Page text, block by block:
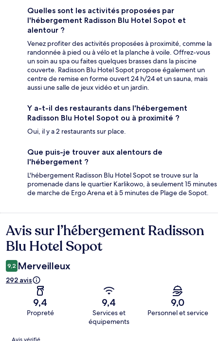
Quelles sont les activités proposées par
l'hébergement Radisson Blu Hotel Sopot et
alentour ?
Venez profiter des activités proposées à proximité, comme la
randonnée à pied ou à vélo et la planche à voile. Offrez-vous
un soin au spa ou faites quelques brasses dans la piscine
couverte. Radisson Blu Hotel Sopot propose également un
centre de remise en forme ouvert 24 h/24 et un sauna, mais
aussi une salle de jeux vidéo et un jardin.
Y a-t-il des restaurants dans l'hébergement
Radisson Blu Hotel Sopot ou à proximité ?
Oui, il y a 2 restaurants sur place.
Que puis-je trouver aux alentours de
l'hébergement ?
L'hébergement Radisson Blu Hotel Sopot se trouve sur la
promenade dans le quartier Karlikowo, à seulement 15 minutes
de marche de Ergo Arena et à 5 minutes de Plage de Sopot.
Avis
Avis sur l’hébergement Radisson
Blu Hotel Sopot
9,2 Merveilleux
292 avis
9,4
Propreté
9,4
Services et
équipements
9,0
Personnel et service
Avis
Avis vérifié